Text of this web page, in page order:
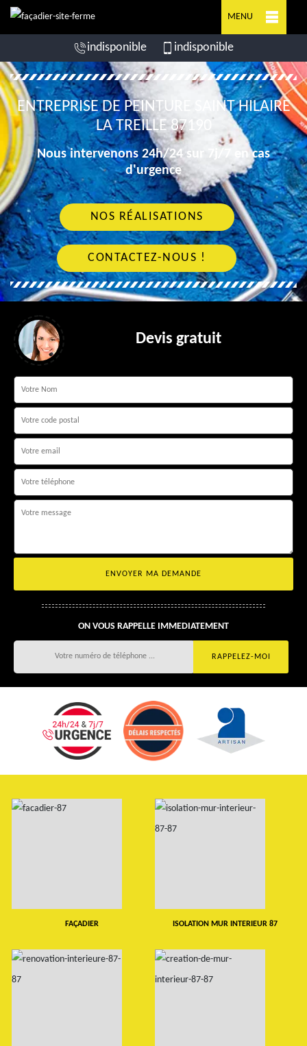
MENU
indisponible indisponible
ENTREPRISE DE PEINTURE SAINT HILAIRE
LA TREILLE 87190
Nous intervenons 24h/24 sur 7j/7 en cas
d'urgence
NOS RÉALISATIONS
CONTACTEZ-NOUS !
Devis gratuit
ON VOUS RAPPELLE IMMEDIATEMENT
FAÇADIER ISOLATION MUR INTERIEUR 87